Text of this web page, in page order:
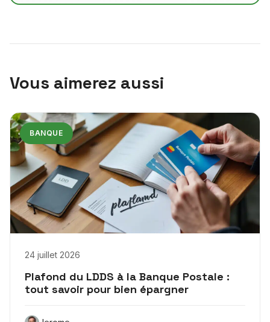
Vous aimerez aussi
BANQUE
24 juillet 2026
Plafond du LDDS à la Banque Postale :
tout savoir pour bien épargner